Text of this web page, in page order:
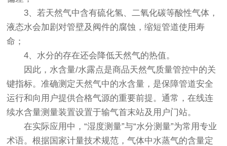
3、若天然气中含有硫化氢、二氧化碳等酸性气体，
液态水会加剧对管壁及阀件的腐蚀，缩短管道使用寿
命；
4、水分的存在还会降低天然气的热值。
因此，水含量/水露点是商品天然气质量管控中的关
键指标。准确测定天然气中的水含量，是保障管道安全
运行和向用户提供合格气源的重要前提。通常，在线连
续水含量测量装置设置于输气首末站及用户门站。
在实际应用中，“湿度测量”与“水分测量”为常用专业
术语。根据国家计量技术规范，气体中水蒸气的含量定